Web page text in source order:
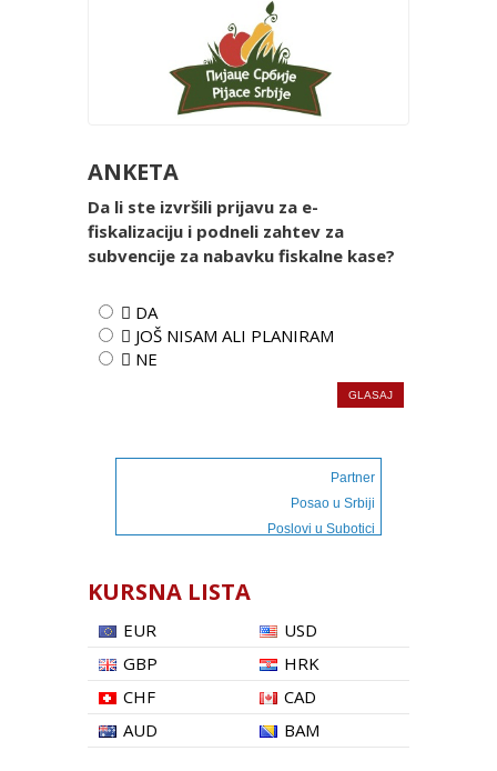
ANKETA
Da li ste izvršili prijavu za e-
fiskalizaciju i podneli zahtev za
subvencije za nabavku fiskalne kase?
 DA
 JOŠ NISAM ALI PLANIRAM
 NE
Partner
Posao u Srbiji
Poslovi u Subotici
KURSNA LISTA
EUR
USD
GBP
HRK
CHF
CAD
AUD
BAM